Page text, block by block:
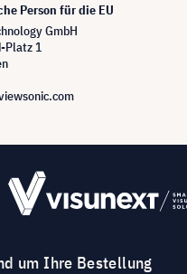
Person für die EU
GmbH
Platz 1
um Ihre Bestellung